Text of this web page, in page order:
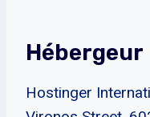
Hébergeur
Hostinger